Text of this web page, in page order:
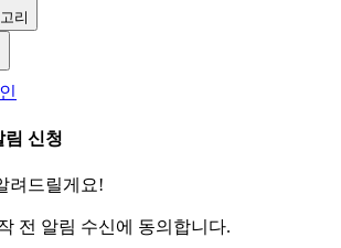
리
림 신청
려드릴게요!
전 알림 수신에 동의합니다.